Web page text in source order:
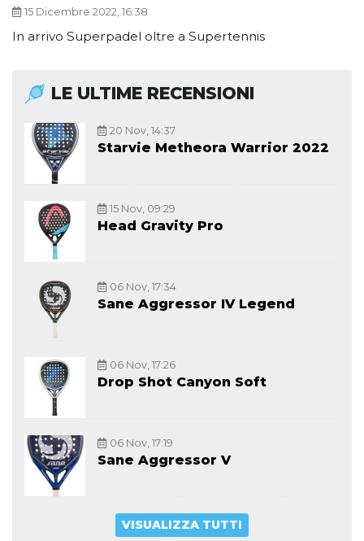
15 Dicembre 2022, 16:38
In arrivo Superpadel oltre a Supertennis
LE ULTIME RECENSIONI
20 Nov, 14:37
Starvie Metheora Warrior 2022
15 Nov, 09:29
Head Gravity Pro
06 Nov, 17:34
Sane Aggressor IV Legend
06 Nov, 17:26
Drop Shot Canyon Soft
06 Nov, 17:19
Sane Aggressor V
VISUALIZZA TUTTI